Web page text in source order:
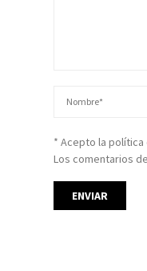
* Acepto la
Los comentarios